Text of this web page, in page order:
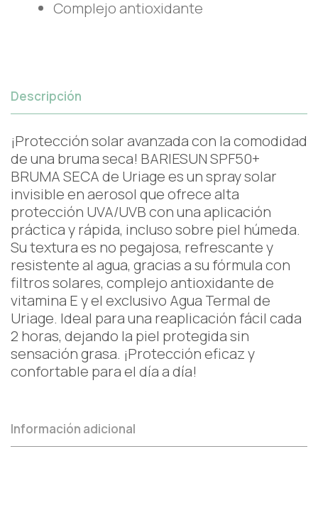
Complejo antioxidante
Descripción
¡Protección solar avanzada con la comodidad
de una bruma seca! BARIESUN SPF50+
BRUMA SECA de Uriage es un spray solar
invisible en aerosol que ofrece alta
protección UVA/UVB con una aplicación
práctica y rápida, incluso sobre piel húmeda.
Su textura es no pegajosa, refrescante y
resistente al agua, gracias a su fórmula con
filtros solares, complejo antioxidante de
vitamina E y el exclusivo Agua Termal de
Uriage. Ideal para una reaplicación fácil cada
2 horas, dejando la piel protegida sin
sensación grasa. ¡Protección eficaz y
confortable para el día a día!
Información adicional